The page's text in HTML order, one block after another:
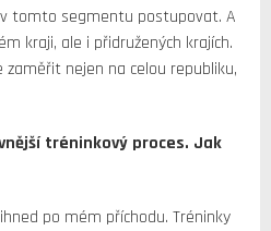
tomto segmentu postupovat. A
kraji, ale i přidružených krajích.
nejen na celou republiku,
tréninkový proces. Jak
po mém příchodu. Tréninky